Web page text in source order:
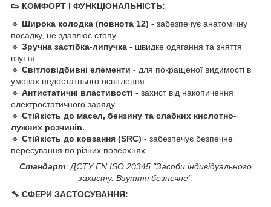
👟 КОМФОРТ І ФУНКЦІОНАЛЬНІСТЬ:
🔹 Широка колодка (повнота 12) - забезпечує анатомічну
посадку, не здавлює стопу.
🔹 Зручна застібка-липучка - швидке одягання та зняття
взуття.
🔹 Світловідбивні елементи - для покращеної видимості в
умовах недостатнього освітлення.
🔹 Антистатичні властивості - захист від накопичення
електростатичного заряду.
🔹 Стійкість до масел, бензину та слабких кислотно-
лужних розчинів.
🔹 Стійкість до ковзання (SRC) - забезпечує безпечне
пересування по різних поверхнях.
Стандарт: ДСТУ EN ISO 20345 "Засоби індивідуального
захисту. Взуття безпечне".
🔧 СФЕРИ ЗАСТОСУВАННЯ: